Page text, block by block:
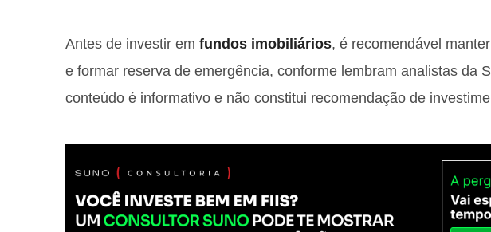
Antes de investir em fundos imobiliários, é recomendável
e formar reserva de emergência, conforme lembram analistas da
conteúdo é informativo e não constitui recomendação de